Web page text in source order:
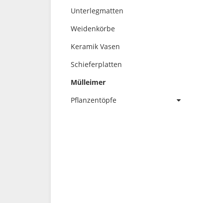
Unterlegmatten
Weidenkörbe
Keramik Vasen
Schieferplatten
Mülleimer
Pflanzentöpfe